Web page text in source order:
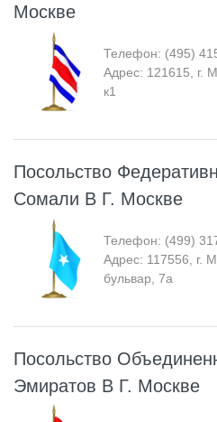
Москве
Телефон: (495)
Адрес: 121615, г.
к1
Посольство
Сомали В Г. Москве
Телефон: (499)
Адрес: 117556, г.
бульвар, 7а
Посольство
Эмиратов В Г. Москве